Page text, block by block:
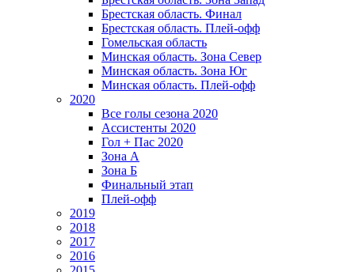
Брестская область. Финал
Брестская область. Плей-офф
Гомельская область
Минская область. Зона Север
Минская область. Зона Юг
Минская область. Плей-офф
2020
Все голы сезона 2020
Ассистенты 2020
Гол + Пас 2020
Зона А
Зона Б
Финальный этап
Плей-офф
2019
2018
2017
2016